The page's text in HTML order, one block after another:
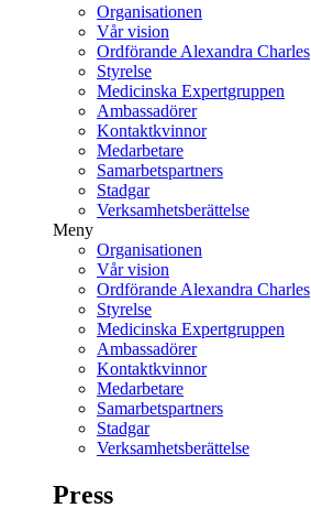
Organisationen
Vår vision
Ordförande Alexandra Charles
Styrelse
Medicinska Expertgruppen
Ambassadörer
Kontaktkvinnor
Medarbetare
Samarbetspartners
Stadgar
Verksamhetsberättelse
Meny
Organisationen
Vår vision
Ordförande Alexandra Charles
Styrelse
Medicinska Expertgruppen
Ambassadörer
Kontaktkvinnor
Medarbetare
Samarbetspartners
Stadgar
Verksamhetsberättelse
Press